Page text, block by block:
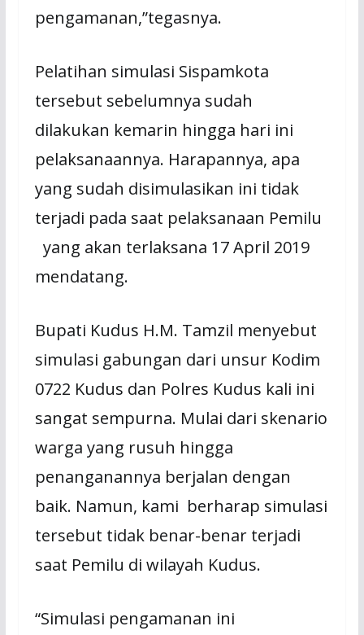
pengamanan,”tegasnya.
Pelatihan simulasi Sispamkota
tersebut sebelumnya sudah
dilakukan kemarin hingga hari ini
pelaksanaannya. Harapannya, apa
yang sudah disimulasikan ini tidak
terjadi pada saat pelaksanaan Pemilu
yang akan terlaksana 17 April 2019
mendatang.
Bupati Kudus H.M. Tamzil menyebut
simulasi gabungan dari unsur Kodim
0722 Kudus dan Polres Kudus kali ini
sangat sempurna. Mulai dari skenario
warga yang rusuh hingga
penanganannya berjalan dengan
baik. Namun, kami berharap simulasi
tersebut tidak benar-benar terjadi
saat Pemilu di wilayah Kudus.
“Simulasi pengamanan ini